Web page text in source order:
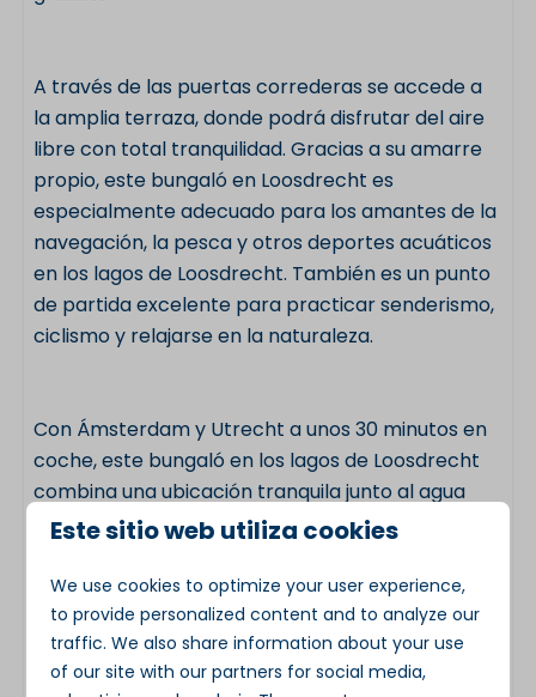
A través de las puertas correderas se accede a
la amplia terraza, donde podrá disfrutar del aire
libre con total tranquilidad. Gracias a su amarre
propio, este bungaló en Loosdrecht es
especialmente adecuado para los amantes de la
navegación, la pesca y otros deportes acuáticos
en los lagos de Loosdrecht. También es un punto
de partida excelente para practicar senderismo,
ciclismo y relajarse en la naturaleza.
Con Ámsterdam y Utrecht a unos 30 minutos en
coche, este bungaló en los lagos de Loosdrecht
combina una ubicación tranquila junto al agua
con la posibilidad de hacer fácilmente una
Características principales
Este sitio web utiliza cookies
We use cookies to optimize your user experience,
to provide personalized content and to analyze our
traffic. We also share information about your use
of our site with our partners for social media,